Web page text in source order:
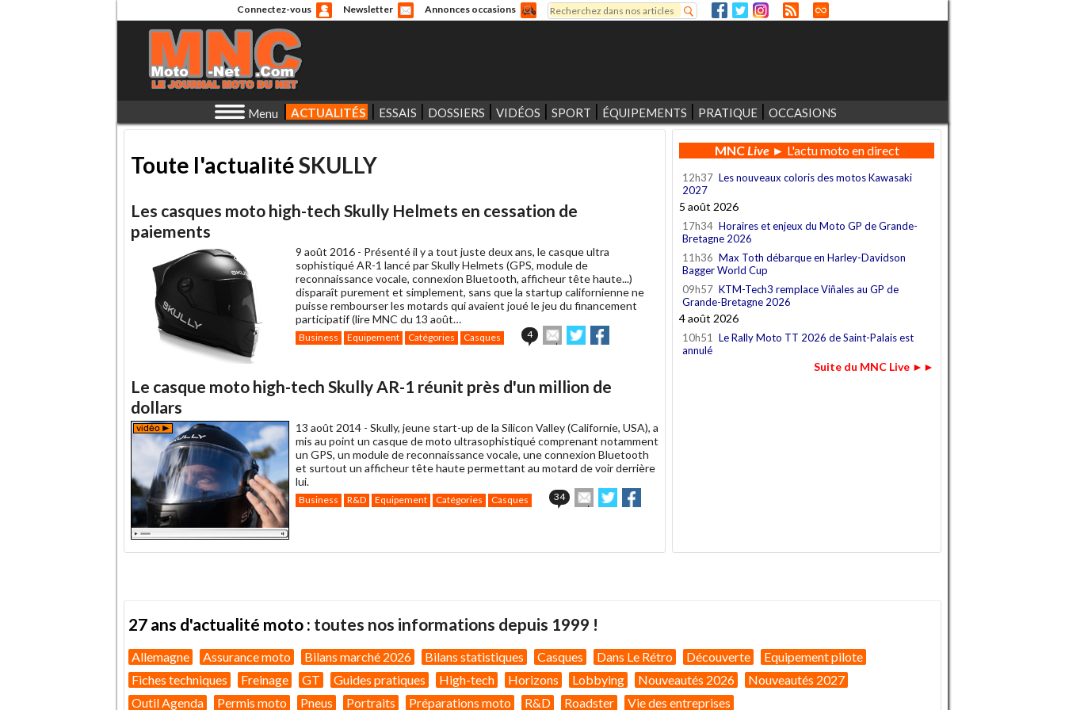
Connectez-vous Newsletter Annonces occasions
Formulaire de recherche
Rechercher
Menu ACTUALITÉS ESSAIS DOSSIERS VIDÉOS SPORT ÉQUIPEMENTS PRATIQUE OCCASIONS
Toute l'actualitéSKULLY
Les casques moto high-tech Skully Helmets en cessation de
paiements
9 août 2016 - Présenté il y a tout juste deux ans, le casque ultra
sophistiqué AR-1 lancé par Skully Helmets (GPS, module de
reconnaissance vocale, connexion Bluetooth, afficheur tête haute...)
disparaît purement et simplement, sans que la startup californienne ne
puisse rembourser les motards qui avaient joué le jeu du financement
participatif (lire MNC du 13 août…
Business Equipement Catégories Casques 4
Envoyer
cet
un
Partager
sur sur
Le casque moto high-tech Skully AR-1 réunit près d'un million de
dollars
13 août 2014 - Skully, jeune start-up de la Silicon Valley (Californie, USA), a
mis au point un casque de moto ultrasophistiqué comprenant notamment
un GPS, un module de reconnaissance vocale, une connexion Bluetooth
et surtout un afficheur tête haute permettant au motard de voir derrière
lui.
Business R&D Equipement Catégories Casques 34
Envoyer
cet
Partager
sur sur
MNCLive► L'actu moto en direct
12h37 Les nouveaux coloris des motos Kawasaki
2027
5 août 2026
17h34 Horaires et enjeux du Moto GP de Grande-
Bretagne 2026
11h36 Max Toth débarque en Harley-Davidson
Bagger World Cup
09h57 KTM-Tech3 remplace Viñales au GP de
Grande-Bretagne 2026
4 août 2026
10h51
Le Rally Moto TT 2026 de Saint-Palais est
annulé
Suite du MNC Live ►►
27 ans d'actualité moto : toutes nos informations depuis 1999 !
Allemagne Assurance moto Bilans marché 2026 Bilans statistiques Casques Dans Le Rétro Découverte
Equipement pilote
Fiches techniques
Freinage GT Guides pratiques High-tech Horizons Lobbying Nouveautés 2026
Nouveautés 2027
Outil Agenda
Permis moto Pneus Portraits Préparations moto R&D Roadster Vie des entreprises